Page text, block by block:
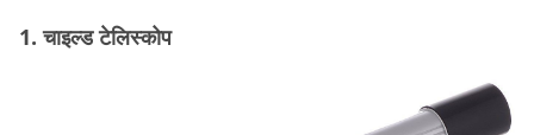
1. चाइल्ड टेलिस्कोप